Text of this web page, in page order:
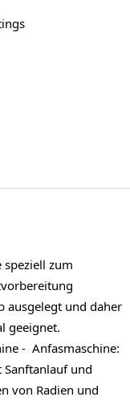
speziell zum
ausgelegt und daher
geeignet.
- Anfasmaschine:
und
von Radien und